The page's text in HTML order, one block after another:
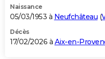
Naissance
05/03/1953 à Neufchâteau (
Décès
17/02/2026 à Aix-en-